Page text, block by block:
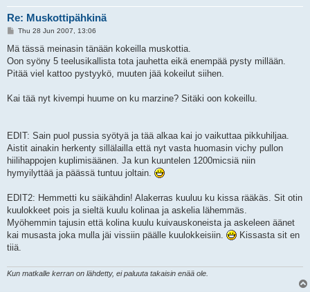
Re: Muskottipähkinä
P
s
Thu 28 Jun 2007, 13:06
Mä tässä meinasin tänään kokeilla muskottia.
Oon syöny 5 teelusikallista tota jauhetta eikä enempää pysty millään.
Pitää viel kattoo pystyykö, muuten jää kokeilut siihen.
Kai tää nyt kivempi huume on ku marzine? Sitäki oon kokeillu.
EDIT: Sain puol pussia syötyä ja tää alkaa kai jo vaikuttaa pikkuhiljaa.
Aistit ainakin herkenty sillälailla että nyt vasta huomasin vichy pullon
hiilihappojen kuplimisäänen. Ja kun kuuntelen 1200micsiä niin
hymyilyttää ja päässä tuntuu joltain.
EDIT2: Hemmetti ku säikähdin! Alakerras kuuluu ku kissa rääkäs. Sit otin
kuulokkeet pois ja sieltä kuulu kolinaa ja askelia lähemmäs.
Myöhemmin tajusin että kolina kuulu kuivauskoneista ja askeleen äänet
kai musasta joka mulla jäi vissiin päälle kuulokkeisiin.
Kissasta sit en
tiiä.
Kun matkalle kerran on lähdetty, ei paluuta takaisin enää ole.